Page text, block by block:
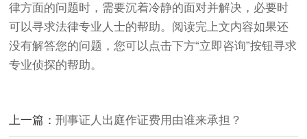
律方面的问题时，需要沉着冷静的面对并解决，必要时
可以寻求法律专业人士的帮助。阅读完上文内容如果还
没有解答您的问题，您可以点击下方“立即咨询”按钮寻求
专业侦探的帮助。
上一篇：刑事证人出庭作证费用由谁来承担？